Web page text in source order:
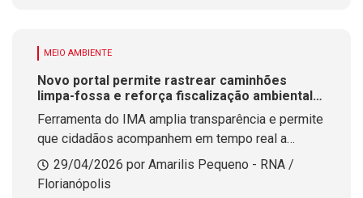
MEIO AMBIENTE
Novo portal permite rastrear caminhões
limpa-fossa e reforça fiscalização ambiental
em SC
Ferramenta do IMA amplia transparência e permite
que cidadãos acompanhem em tempo real a
atuação de veículos no transporte de esgoto
29/04/2026 por Amarilis Pequeno - RNA /
Florianópolis